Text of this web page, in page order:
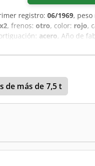
registro: 06/1969,
, frenos: otro, color: rojo,
acero, Año de
de más de 7,5 t